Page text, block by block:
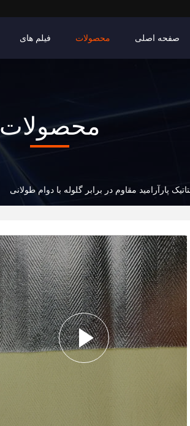
صفحه اصلی محصولات فیلم های
محصولات
پارآرامید مقاوم در برابر گلوله با دوام طولانی